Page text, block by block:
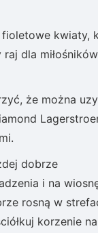
fioletowe kwiaty,
dla miłośników
że można
dobrze
i na
rosną w
korzenie